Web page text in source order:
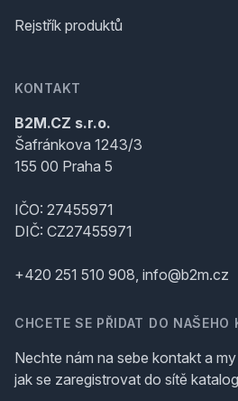
Rejstřík produktů
KONTAKT
B2M.CZ s.r.o.
Šafránkova 1243/3
155 00 Praha 5
IČO: 27455971
DIČ: CZ27455971
+420 251 510 908, info@b2m.cz
CHCETE SE PŘIDAT DO NAŠEHO
Nechte nám na sebe kontakt a
jak se zaregistrovat do sítě